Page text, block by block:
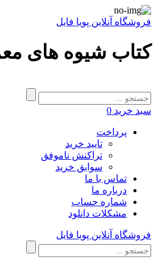
فروشگاه آنلاین پویا فایل
کتاب شیوه های
سبد خرید 0
پرداخت
تایید خرید
تراکنش ناموفق
سوابق خرید
تماس با ما
درباره ما
شماره حساب
مشکلات دانلود
فروشگاه آنلاین پویا فایل